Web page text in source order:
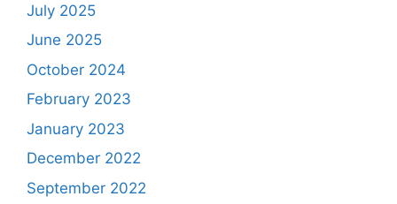
July 2025
June 2025
October 2024
February 2023
January 2023
December 2022
September 2022